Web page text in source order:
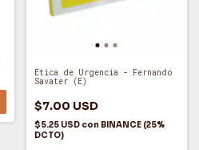
Ética de Urgencia - Fernando
Savater (E)
$7.00 USD
$5.25 USD con BINANCE (25%
DCTO)